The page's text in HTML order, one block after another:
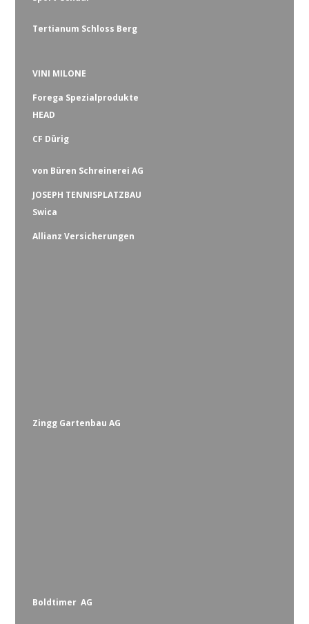
Tertianum Schloss Berg
VINI MILONE
Forega Spezialprodukte
HEAD
CF Dürig
von Büren Schreinerei AG
JOSEPH TENNISPLATZBAU
Swica
Allianz Versicherungen
Zingg Gartenbau AG
Boldtimer AG